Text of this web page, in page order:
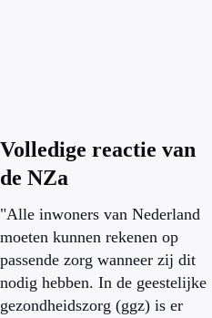
Volledige reactie van
de NZa
"Alle inwoners van Nederland
moeten kunnen rekenen op
passende zorg wanneer zij dit
nodig hebben. In de geestelijke
gezondheidszorg (ggz) is er